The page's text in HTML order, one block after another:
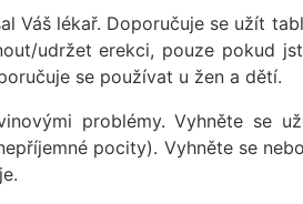
Váš lékař. Doporučuje se užít
udržet erekci, pouze pokud
se používat u žen a dětí.
problémy. Vyhněte se
pocity). Vyhněte se